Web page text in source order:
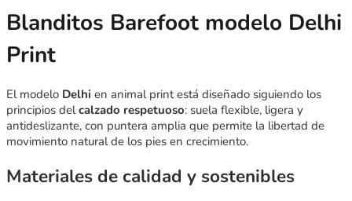
Blanditos Barefoot modelo Delhi
Print
El modelo Delhi en animal print está diseñado siguiendo los
principios delcalzado respetuoso: suela flexible, ligera y
antideslizante, con puntera amplia que permite la libertad de
movimiento natural de los pies en crecimiento.
Materiales de calidad y sostenibles